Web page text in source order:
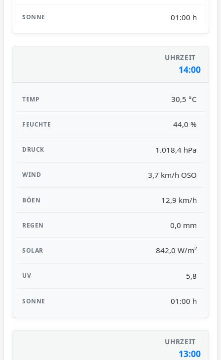
01:00 h
14:00
30,5 °C
44,0 %
1.018,4 hPa
3,7 km/h OSO
12,9 km/h
0,0 mm
842,0 W/m²
5,8
01:00 h
13:00